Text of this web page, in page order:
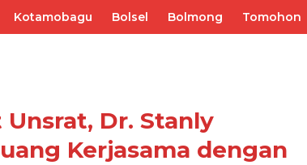
Kotamobagu Bolsel Bolmong Tomohon
Dr. Stanly
Kerjasama dengan